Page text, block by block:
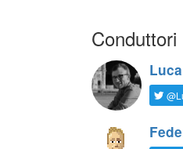
Conduttori